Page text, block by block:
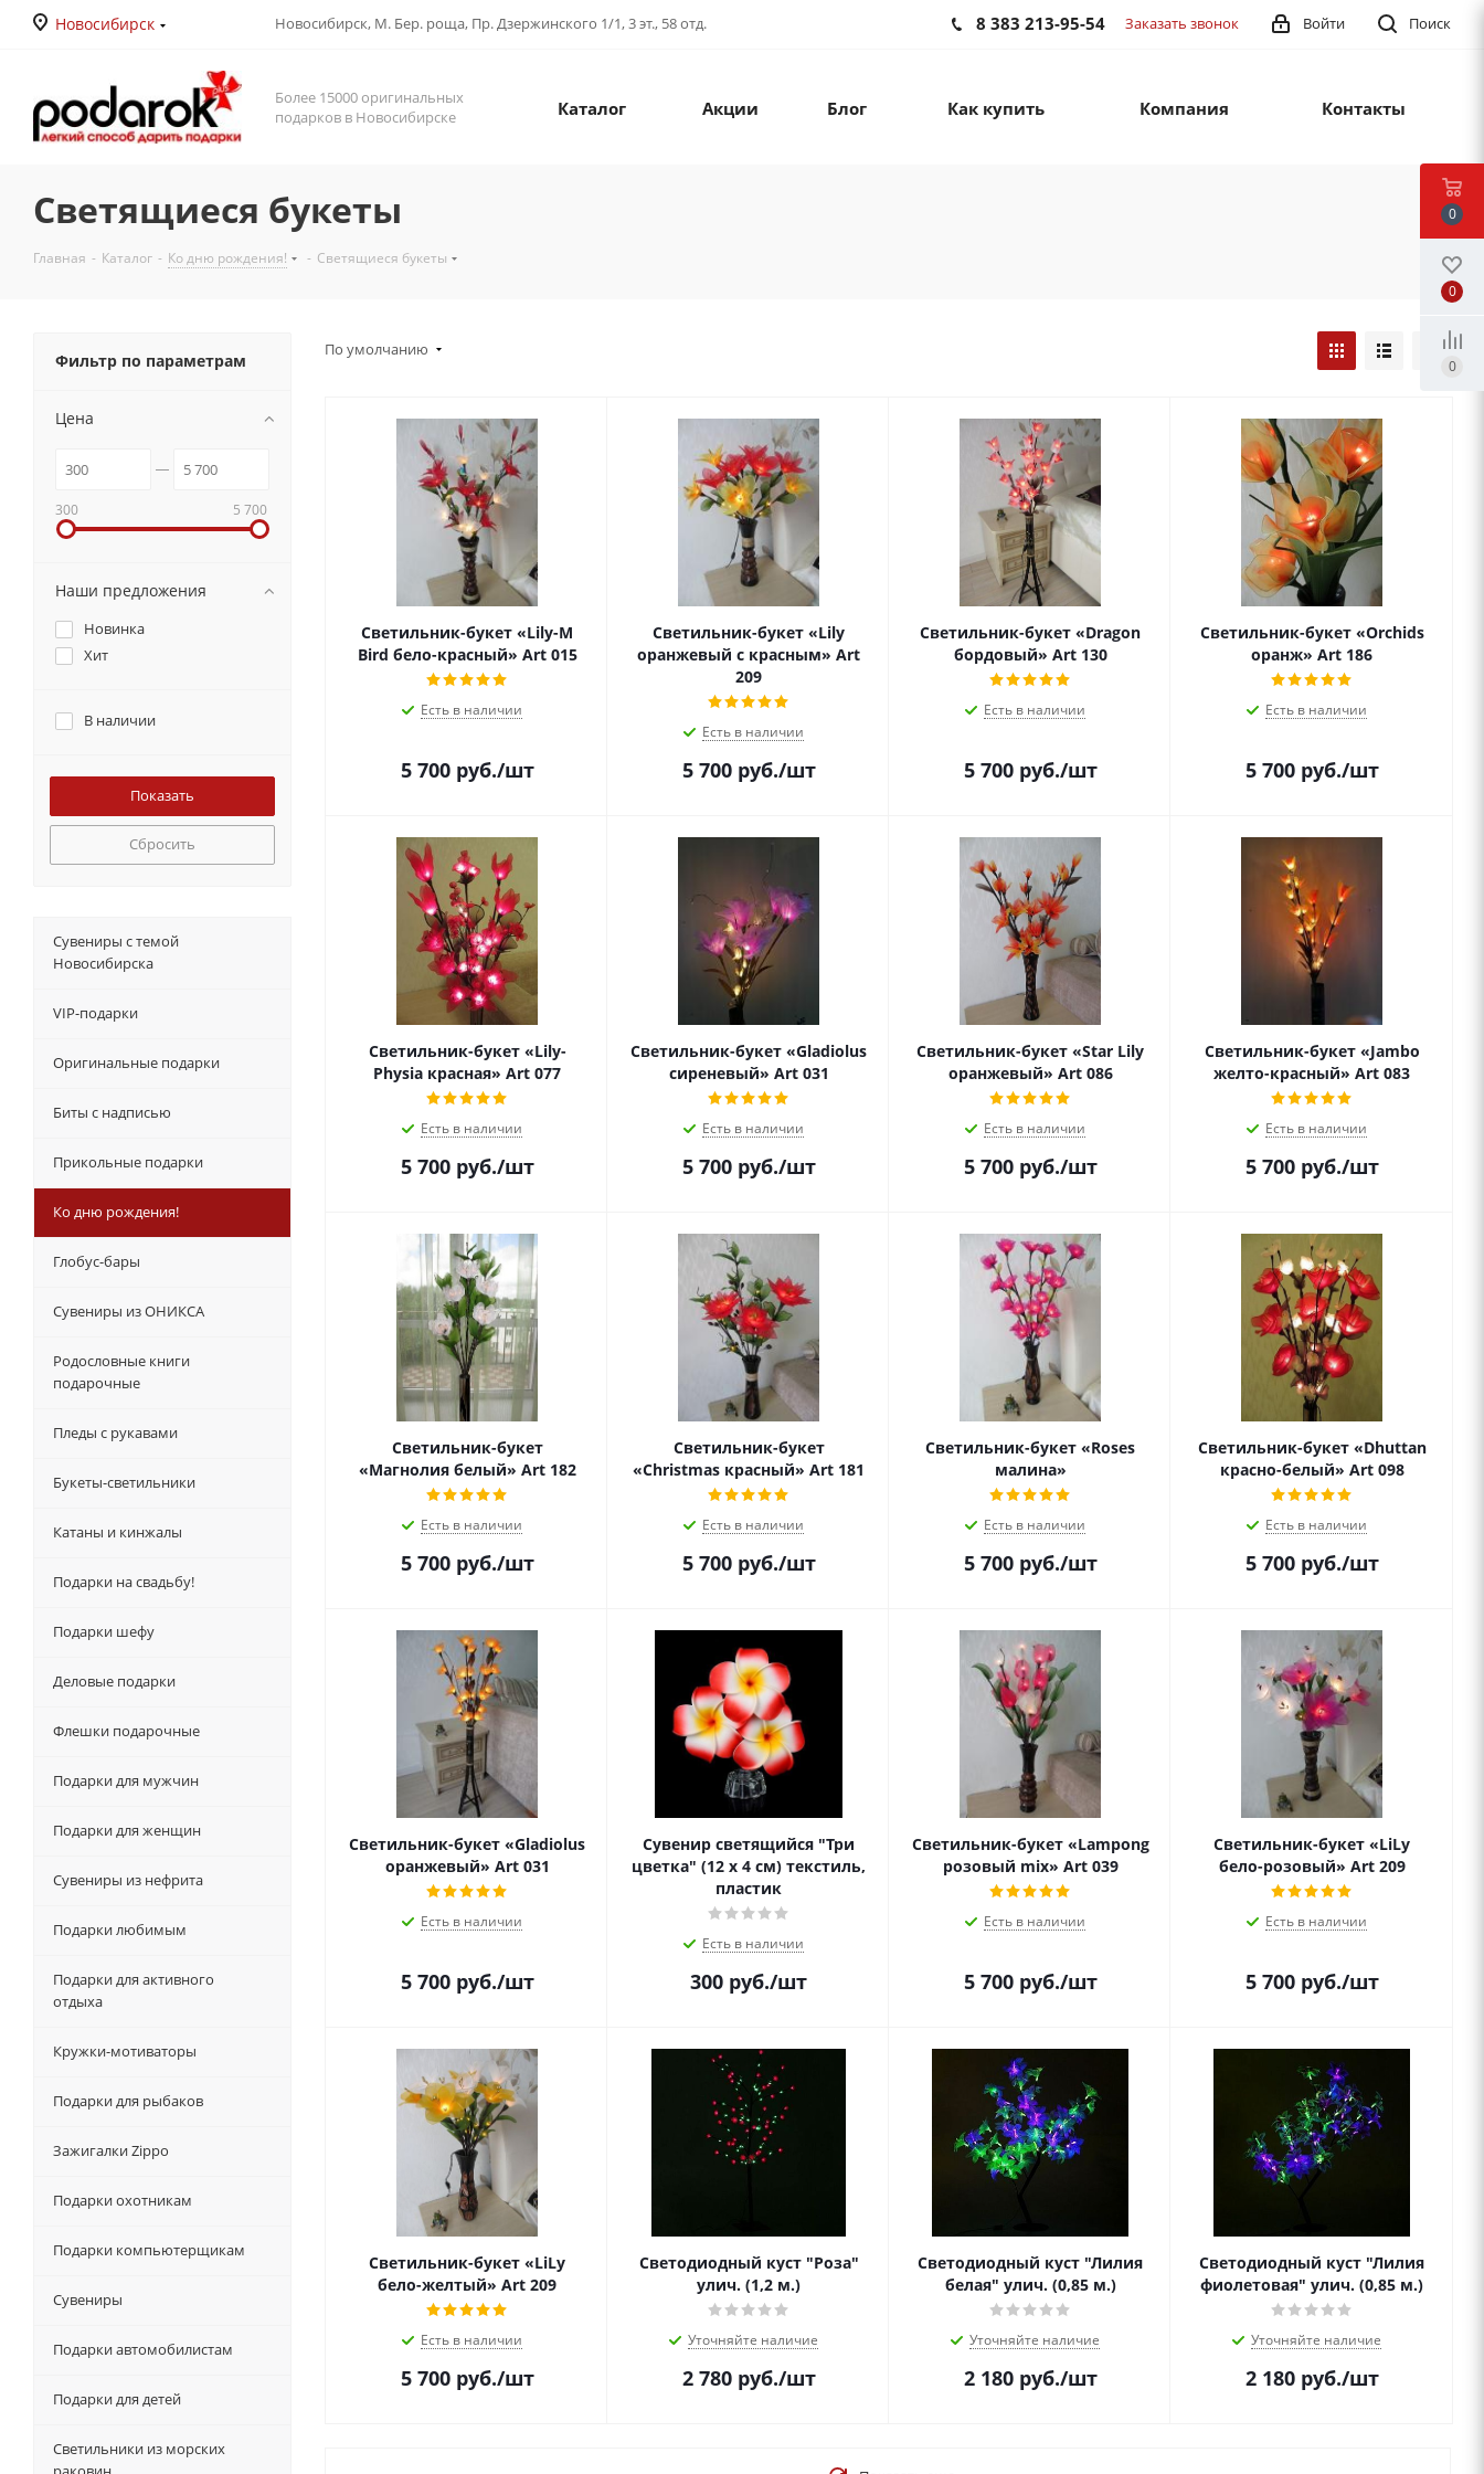
Новосибирск Новосибирск, М. Бер. роща, Пр. Дзержинского 1/1, 3 эт., 58 отд. Поиск
Войти
8 383 213-95-54 Заказать звонок
Более 15000 оригинальных
подарков в Новосибирске
Каталог Акции Блог Как купить Компания Контакты
Светящиеся букеты
Главная - Каталог - Ко дню рождения! - Светящиеся букеты
По умолчанию
Светильник-букет «Lily-M
Bird бело-красный» Art 015
Есть в наличии
5 700руб./шт
Светильник-букет «Lily
оранжевый с красным» Art
209
Есть в наличии
5 700руб./шт
Светильник-букет «Dragon
бордовый» Art 130
Есть в наличии
5 700руб./шт
Светильник-букет «Orchids
оранж» Art 186
Есть в наличии
5 700руб./шт
Светильник-букет «Lily-
Physia красная» Art 077
Есть в наличии
5 700руб./шт
Светильник-букет «Gladiolus
сиреневый» Art 031
Есть в наличии
5 700руб./шт
Светильник-букет «Star Lily
оранжевый» Art 086
Есть в наличии
5 700руб./шт
Светильник-букет «Jambo
желто-красный» Art 083
Есть в наличии
5 700руб./шт
Светильник-букет
«Магнолия белый» Art 182
Есть в наличии
5 700руб./шт
Светильник-букет
«Christmas красный» Art 181
Есть в наличии
5 700руб./шт
Светильник-букет «Roses
малина»
Есть в наличии
5 700руб./шт
Светильник-букет «Dhuttan
красно-белый» Art 098
Есть в наличии
5 700руб./шт
Светильник-букет «Gladiolus
оранжевый» Art 031
Есть в наличии
5 700руб./шт
Сувенир светящийся "Три
цветка" (12 х 4 см) текстиль,
пластик
Есть в наличии
300 руб./шт
Светильник-букет «Lampong
розовый mix» Art 039
Есть в наличии
5 700руб./шт
Светильник-букет «LiLy
бело-розовый» Art 209
Есть в наличии
5 700руб./шт
Светильник-букет «LiLy
бело-желтый» Art 209
Есть в наличии
5 700руб./шт
Светодиодный куст "Роза"
улич. (1,2 м.)
Уточняйте наличие
2 780руб./шт
Светодиодный куст "Лилия
белая" улич. (0,85 м.)
Уточняйте наличие
2 180руб./шт
Светодиодный куст "Лилия
фиолетовая" улич. (0,85 м.)
Уточняйте наличие
2 180руб./шт
Фильтр по параметрам
Цена
300 5 700
Наши предложения
Новинка
Хит
В наличии
Сбросить
Сувениры с темой
Новосибирска
VIP-подарки
Оригинальные подарки
Биты с надписью
Прикольные подарки
Ко дню рождения!
Глобус-бары
Сувениры из ОНИКСА
Родословные книги
подарочные
Пледы с рукавами
Букеты-светильники
Катаны и кинжалы
Подарки на свадьбу!
Подарки шефу
Деловые подарки
Флешки подарочные
Подарки для мужчин
Подарки для женщин
Сувениры из нефрита
Подарки любимым
Подарки для активного
отдыха
Кружки-мотиваторы
Подарки для рыбаков
Зажигалки Zippo
Подарки охотникам
Подарки компьютерщикам
Сувениры
Подарки автомобилистам
Подарки для детей
Светильники из морских
0
0
0